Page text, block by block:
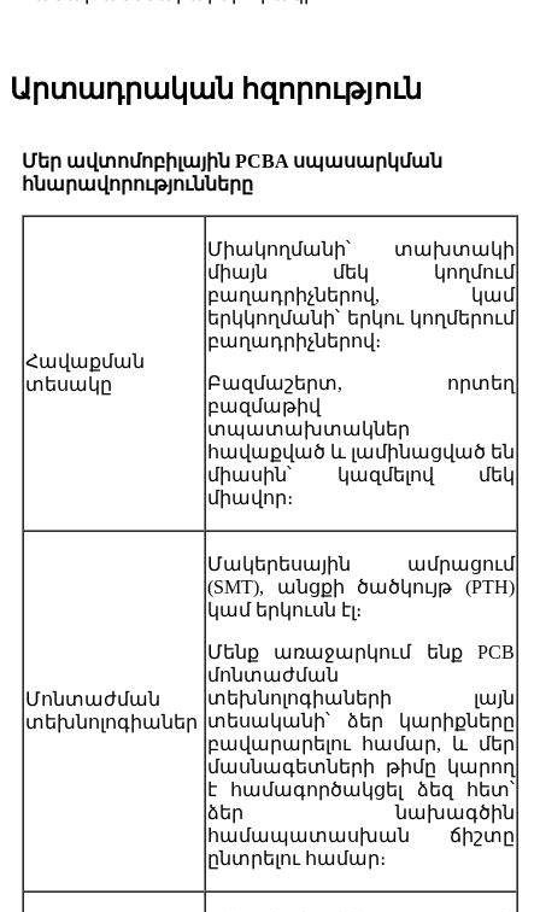
Արտադրական հզորություն
Մեր ավտոմոբիլային PCBA սպասարկման
հնարավորությունները
Հավաքման
տեսակը
Միակողմանի՝ տախտակի
միայն մեկ կողմում
բաղադրիչներով, կամ
երկկողմանի՝ երկու կողմերում
բաղադրիչներով։
Բազմաշերտ, որտեղ
բազմաթիվ
տպատախտակներ
հավաքված և լամինացված են
միասին՝ կազմելով մեկ
միավոր։
Մոնտաժման
տեխնոլոգիաներ
Մակերեսային ամրացում
(SMT), անցքի ծածկույթ (PTH)
կամ երկուսն էլ։
Մենք առաջարկում ենք PCB
մոնտաժման
տեխնոլոգիաների լայն
տեսականի՝ ձեր կարիքները
բավարարելու համար, և մեր
մասնագետների թիմը կարող
է համագործակցել ձեզ հետ՝
ձեր նախագծին
համապատասխան ճիշտը
ընտրելու համար։